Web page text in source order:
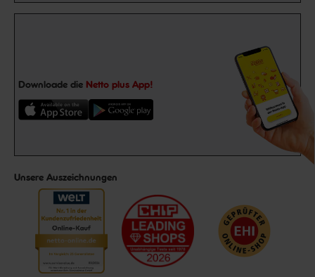
Downloade die Netto plus App!
Unsere Auszeichnungen